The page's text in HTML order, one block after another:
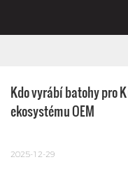
Kdo vyrábí batohy pro
ekosystému OEM
2025-12-29